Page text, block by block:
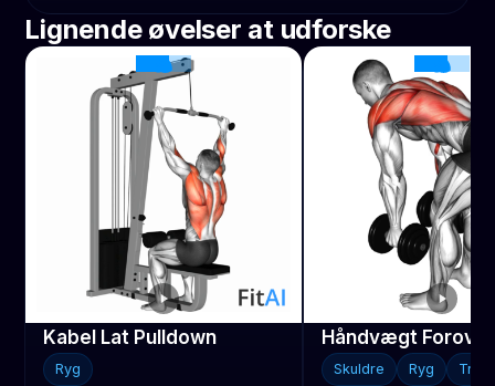
Lignende øvelser at udforske
Kabel Lat Pulldown
Ryg Skuldre Ryg